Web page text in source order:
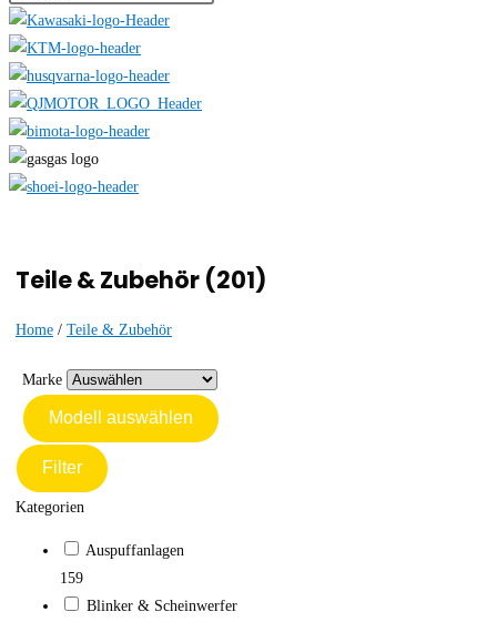
Teile & Zubehör (201)
Home / Teile & Zubehör
Marke
Modell auswählen
Filter
Kategorien
Auspuffanlagen
159
Blinker & Scheinwerfer